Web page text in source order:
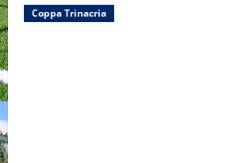
Coppa Trinacria